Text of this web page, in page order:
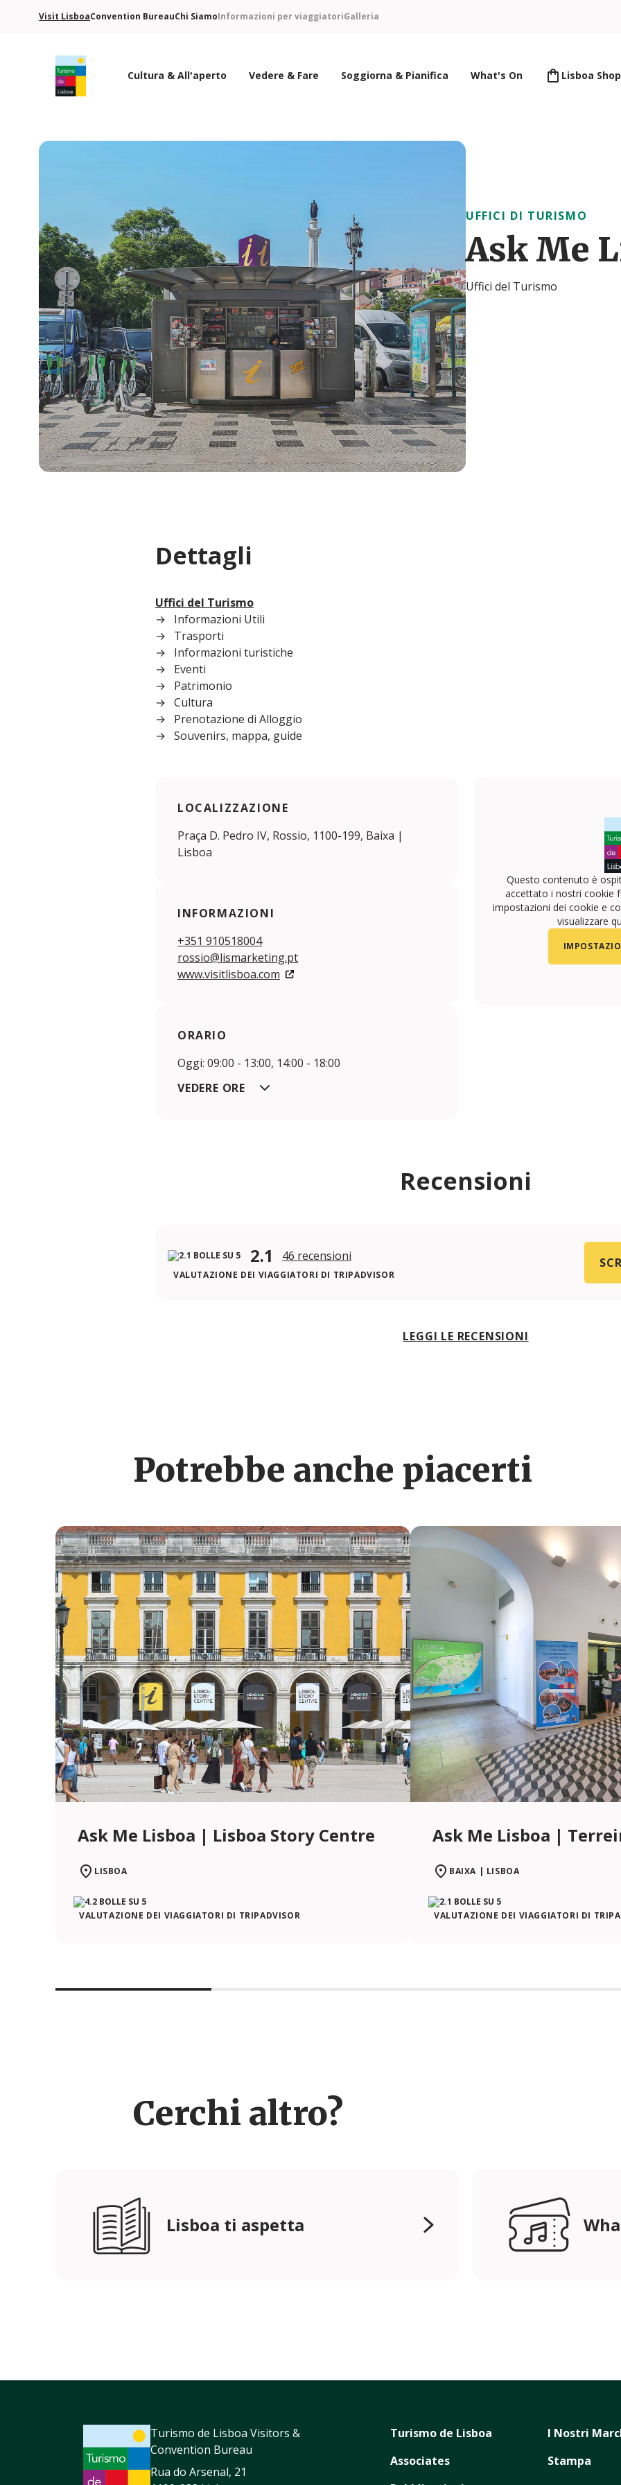
Visit LisboaConvention BureauChi SiamoInformazioni per viaggiatoriGalleria
Cultura & All'aperto Vedere & Fare Soggiorna & Pianifica What's On Lisboa Shop
UFFICI DI TURISMO
Ask Me
Uffici del Turismo
Dettagli
Uffici del Turismo
Informazioni Utili
Trasporti
Informazioni turistiche
Eventi
Patrimonio
Cultura
Prenotazione di Alloggio
Souvenirs, mappa, guide
LOCALIZZAZIONE
Praça D. Pedro IV, Rossio, 1100-199, Baixa |
Lisboa
INFORMAZIONI
+351 910518004
rossio@lismarketing.pt
www.visitlisboa.com
Questo contenuto è
accettato i nostri cookie
impostazioni dei cookie e
visualizzare
ORARIO
Oggi: 09:00 - 13:00, 14:00 - 18:00
VEDERE ORE
Recensioni
2.1 46 recensioni
VALUTAZIONE DEI VIAGGIATORI DI TRIPADVISOR
LEGGI LE RECENSIONI
Potrebbe anche piacerti
Ask Me Lisboa | Lisboa Story Centre
LISBOA
VALUTAZIONE DEI VIAGGIATORI DI TRIPADVISOR
Ask Me Lisboa |
BAIXA | LISBOA
VALUTAZIONE DEI VIAGGIATORI DI
Cerchi altro?
Lisboa ti aspetta
Turismo de Lisboa Visitors &
Convention Bureau
Rua do Arsenal, 21
Turismo de Lisboa
Associates
I Nostri
Stampa